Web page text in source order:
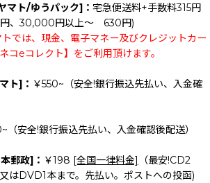
マト/ゆうパック]： 宅急便送料+手数料315円
、30,000円以上～ 630円)
では、現金、電子マネー及びクレジットカー
コeコレクト】をご利用頂けます。
ト]： ￥550~（安全!銀行振込先払い、入金確
（安全!銀行振込先払い、入金確認後配送）
郵政]： ￥198 [全国一律料金]
（最安!CD2
はDVD1本まで。先払い。ポストへの投函)